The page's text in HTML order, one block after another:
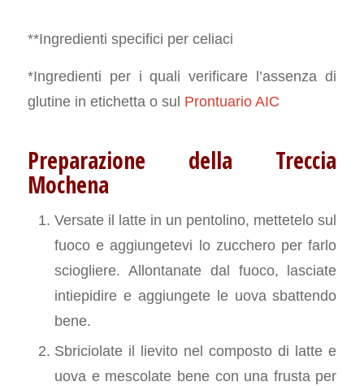
**Ingredienti specifici per celiaci
*Ingredienti per i quali verificare l’assenza di
glutine in etichetta o sul Prontuario AIC
Preparazione della Treccia
Mochena
Versate il latte in un pentolino, mettetelo sul
fuoco e aggiungetevi lo zucchero per farlo
sciogliere. Allontanate dal fuoco, lasciate
intiepidire e aggiungete le uova sbattendo
bene.
Sbriciolate il lievito nel composto di latte e
uova e mescolate bene con una frusta per